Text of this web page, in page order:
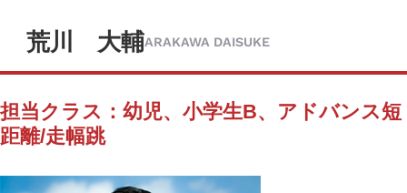
荒川 大輔ARAKAWA DAISUKE
担当クラス：幼児、小学生B、アドバンス短
距離/走幅跳